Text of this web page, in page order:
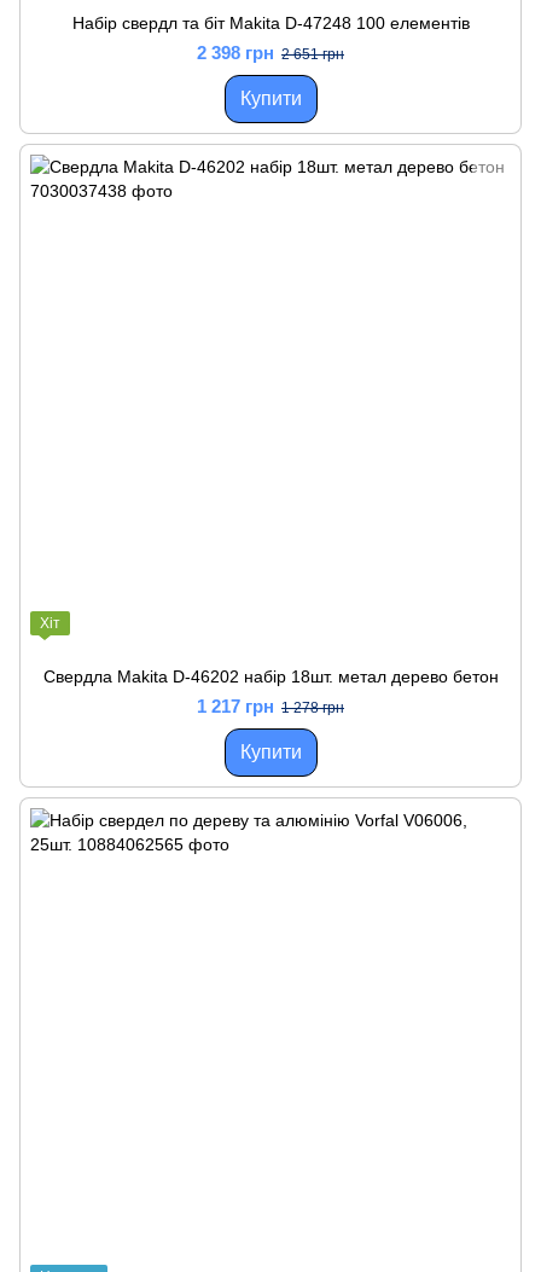
Набір свердл та біт Makita D-47248 100 елементів
2 398 грн 2 651 грн
Купити
Хіт
Свердла Makita D-46202 набір 18шт. метал дерево бетон
1 217 грн 1 278 грн
Купити